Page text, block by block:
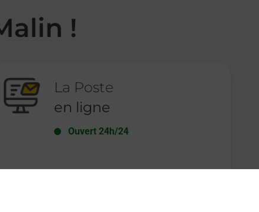
!
La Poste
en ligne
Ouvert 24h/24